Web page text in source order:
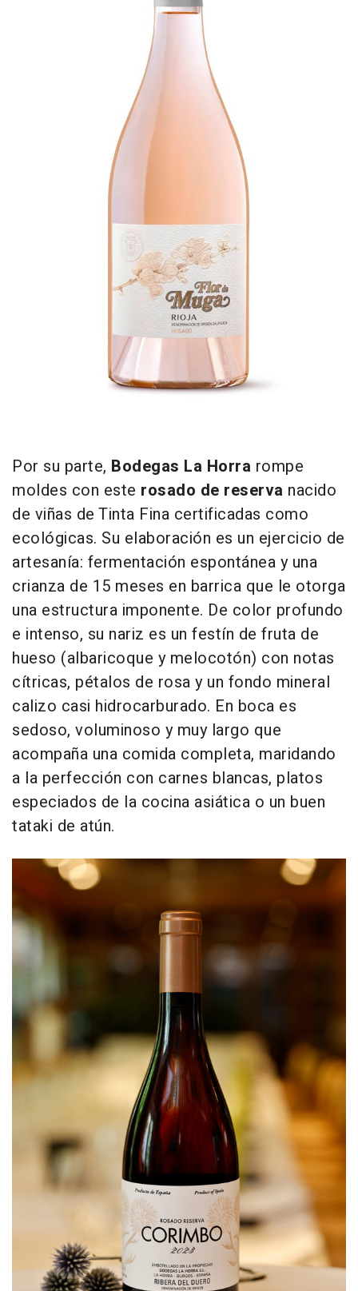
Por su parte, Bodegas La Horra rompe
moldes con este rosado de reserva nacido
de viñas de Tinta Fina certificadas como
ecológicas. Su elaboración es un ejercicio de
artesanía: fermentación espontánea y una
crianza de 15 meses en barrica que le otorga
una estructura imponente. De color profundo
e intenso, su nariz es un festín de fruta de
hueso (albaricoque y melocotón) con notas
cítricas, pétalos de rosa y un fondo mineral
calizo casi hidrocarburado. En boca es
sedoso, voluminoso y muy largo que
acompaña una comida completa, maridando
a la perfección con carnes blancas, platos
especiados de la cocina asiática o un buen
tataki de atún.